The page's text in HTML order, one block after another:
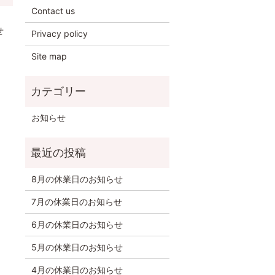
Contact us
Privacy policy
Site map
お知らせ
8月の休業日のお知らせ
7月の休業日のお知らせ
6月の休業日のお知らせ
5月の休業日のお知らせ
4月の休業日のお知らせ